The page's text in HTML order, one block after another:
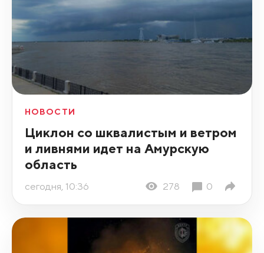
НОВОСТИ
Циклон со шквалистым и ветром
и ливнями идет на Амурскую
область
сегодня, 10:36 278 0